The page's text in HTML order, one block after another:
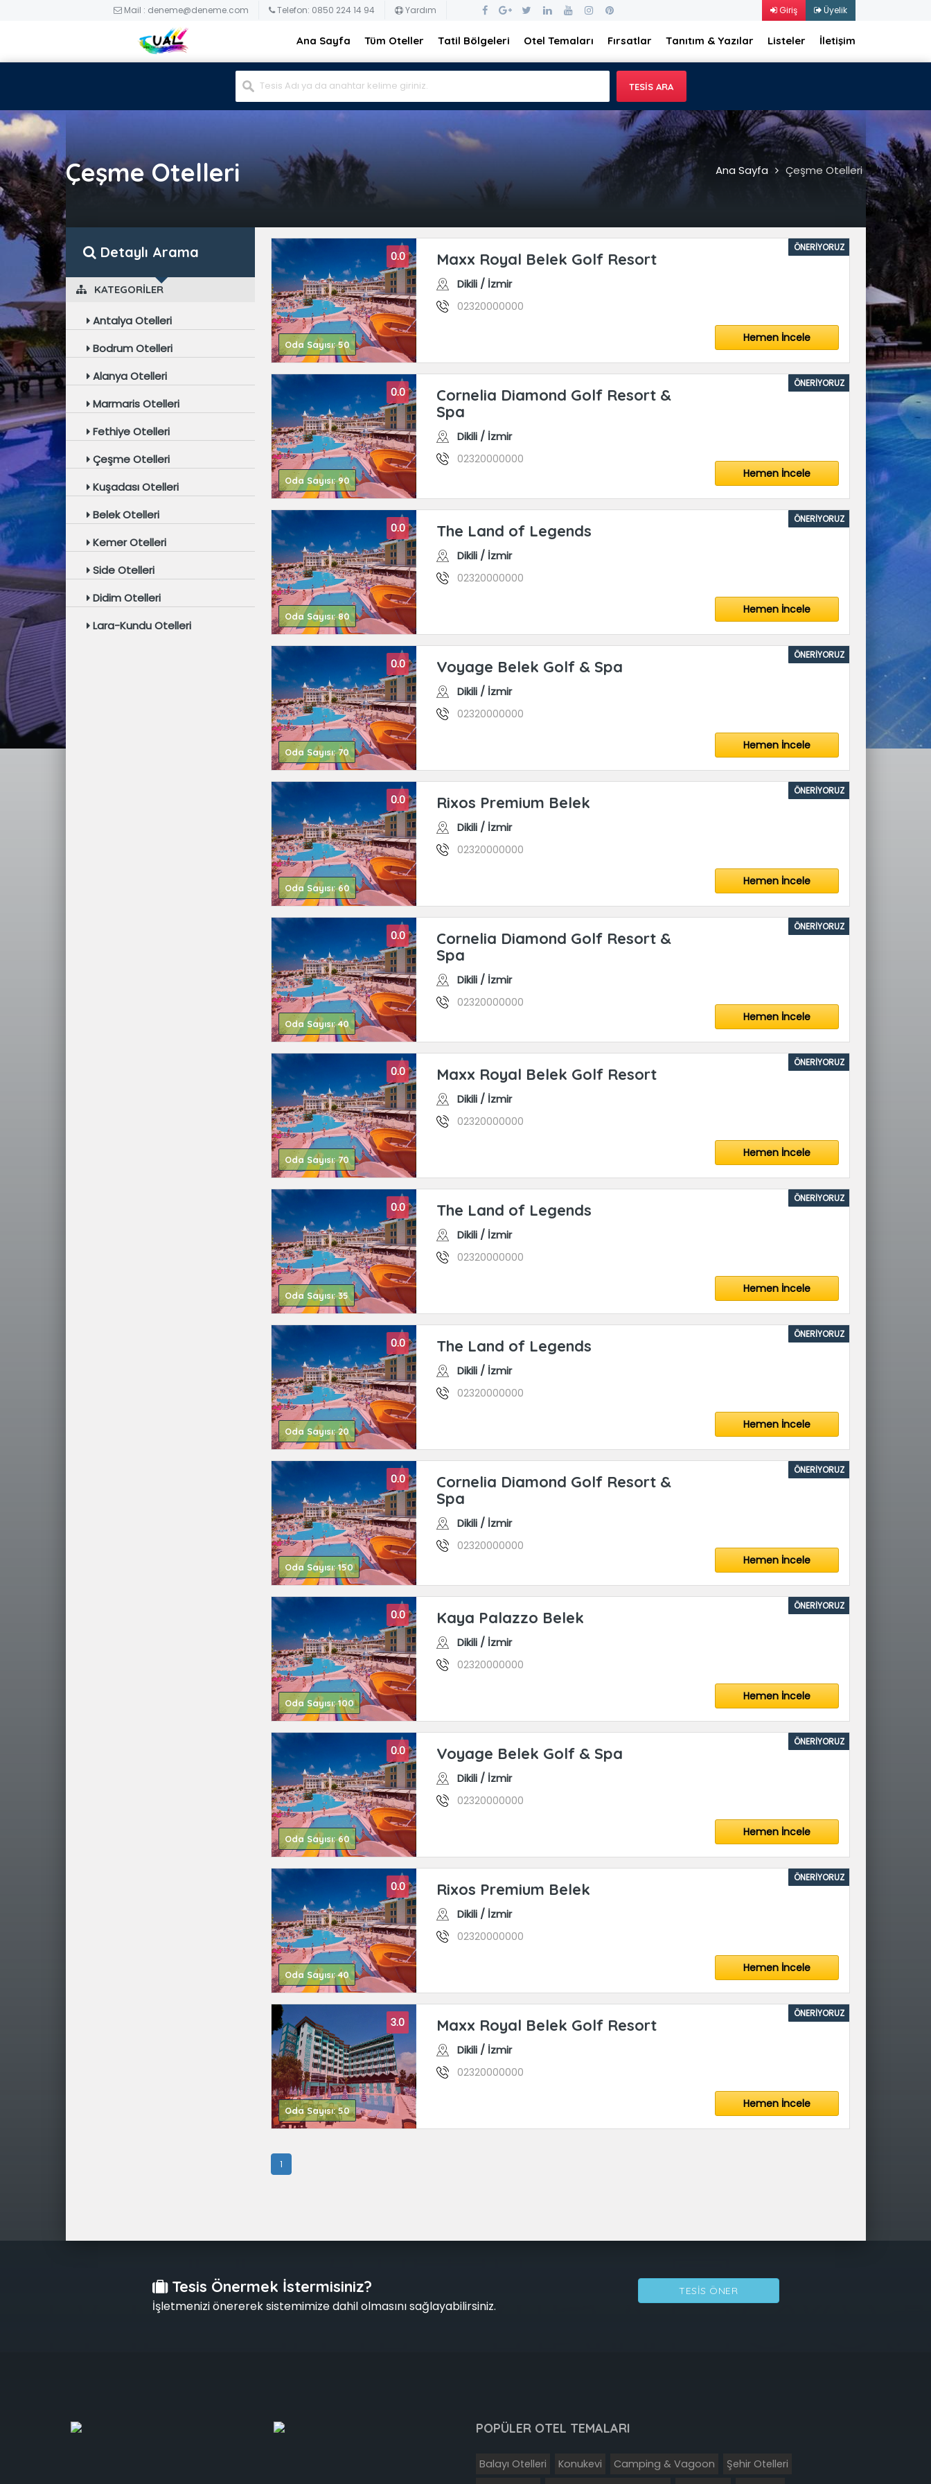
Mail : deneme@deneme.com Telefon: 0850 224 14 94 Yardım Giriş Üyelik
Ana Sayfa Tüm Oteller Tatil Bölgeleri Otel Temaları Fırsatlar Tanıtım & Yazılar Listeler İletişim
Çeşme Otelleri Ana Sayfa Çeşme Otelleri
Detaylı Arama
KATEGORILER
Antalya Otelleri
Bodrum Otelleri
Alanya Otelleri
Marmaris Otelleri
Fethiye Otelleri
Çeşme Otelleri
Kuşadası Otelleri
Belek Otelleri
Kemer Otelleri
Side Otelleri
Didim Otelleri
Lara-Kundu Otelleri
0.0
Oda Sayısı: 50
Maxx Royal Belek Golf Resort
Dikili / İzmir
02320000000
ÖNERİYORUZ
Hemen İncele
0.0
Oda Sayısı: 90
Cornelia Diamond Golf Resort &
Spa
Dikili / İzmir
02320000000
ÖNERİYORUZ
Hemen İncele
0.0
Oda Sayısı: 80
The Land of Legends
Dikili / İzmir
02320000000
ÖNERİYORUZ
Hemen İncele
0.0
Oda Sayısı: 70
Voyage Belek Golf & Spa
Dikili / İzmir
02320000000
ÖNERİYORUZ
Hemen İncele
0.0
Oda Sayısı: 60
Rixos Premium Belek
Dikili / İzmir
02320000000
ÖNERİYORUZ
Hemen İncele
0.0
Oda Sayısı: 40
Cornelia Diamond Golf Resort &
Spa
Dikili / İzmir
02320000000
ÖNERİYORUZ
Hemen İncele
0.0
Oda Sayısı: 70
Maxx Royal Belek Golf Resort
Dikili / İzmir
02320000000
ÖNERİYORUZ
Hemen İncele
0.0
Oda Sayısı: 35
The Land of Legends
Dikili / İzmir
02320000000
ÖNERİYORUZ
Hemen İncele
0.0
Oda Sayısı: 20
The Land of Legends
Dikili / İzmir
02320000000
ÖNERİYORUZ
Hemen İncele
0.0
Oda Sayısı: 150
Cornelia Diamond Golf Resort &
Spa
Dikili / İzmir
02320000000
ÖNERİYORUZ
Hemen İncele
0.0
Oda Sayısı: 100
Kaya Palazzo Belek
Dikili / İzmir
02320000000
ÖNERİYORUZ
Hemen İncele
0.0
Oda Sayısı: 60
Voyage Belek Golf & Spa
Dikili / İzmir
02320000000
ÖNERİYORUZ
Hemen İncele
0.0
Oda Sayısı: 40
Rixos Premium Belek
Dikili / İzmir
02320000000
ÖNERİYORUZ
Hemen İncele
3.0
Oda Sayısı: 50
Maxx Royal Belek Golf Resort
Dikili / İzmir
02320000000
ÖNERİYORUZ
Hemen İncele
1
Tesis Önermek İstermisiniz?
İşletmenizi önererek sistemimize dahil olmasını sağlayabilirsiniz.
TESIS ÖNER
POPÜLER OTEL TEMALARI
Balayı Otelleri Konukevi Camping & Vagoon
Şehir Otelleri